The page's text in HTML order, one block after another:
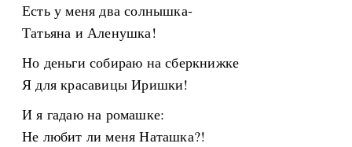
Есть у меня два солнышка-
Татьяна и Аленушка!
Но деньги собираю на сберкнижке
Я для красавицы Иришки!
И я гадаю на ромашке:
Не любит ли меня Наташка?!